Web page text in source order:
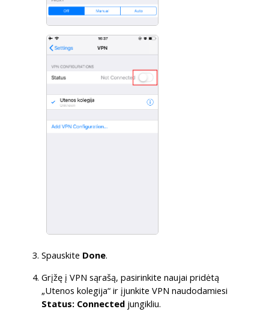
Spauskite Done.
Grįžę į VPN sąrašą, pasirinkite naujai pridėtą
„Utenos kolegija“ ir įjunkite VPN naudodamiesi
Status: Connected jungikliu.